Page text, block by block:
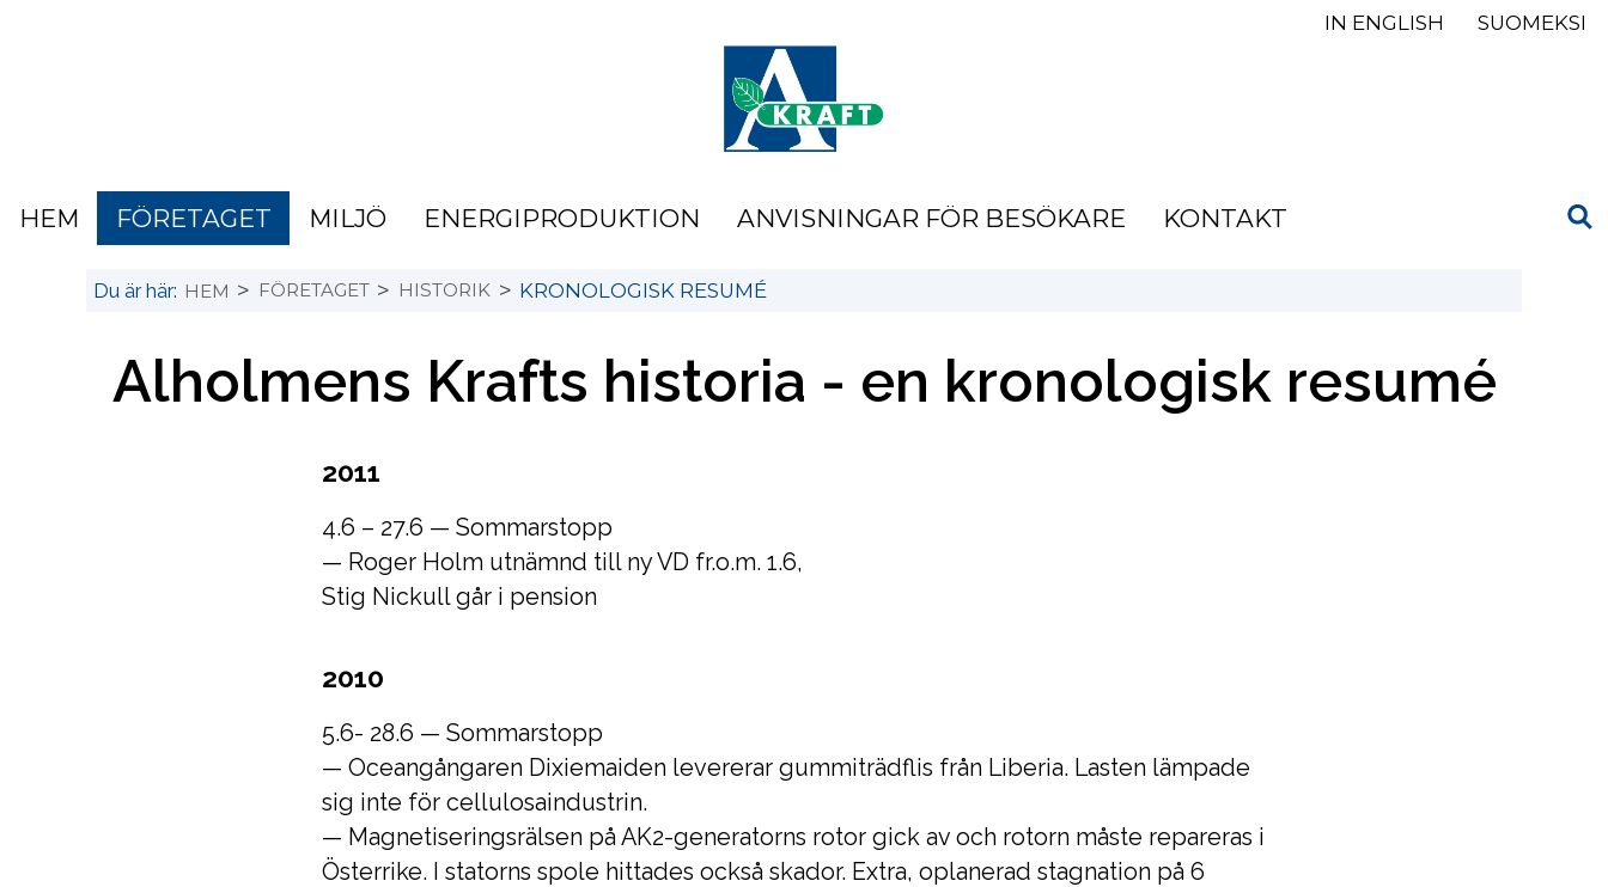
IN ENGLISH SUOMEKSI
HEM FÖRETAGET MILJÖ ENERGIPRODUKTION ANVISNINGAR FÖR BESÖKARE KONTAKT
Du är här: HEM > FÖRETAGET > HISTORIK > KRONOLOGISK RESUMÉ
Alholmens Krafts historia - en kronologisk resumé
2011
4.6 – 27.6 — Sommarstopp
— Roger Holm utnämnd till ny VD fr.o.m. 1.6,
Stig Nickull går i pension
2010
5.6- 28.6 — Sommarstopp
— Oceangångaren Dixiemaiden levererar gummiträdflis från Liberia. Lasten lämpade
sig inte för cellulosaindustrin.
— Magnetiseringsrälsen på AK2-generatorns rotor gick av och rotorn måste repareras i
Österrike. I statorns spole hittades också skador. Extra, oplanerad stagnation på 6